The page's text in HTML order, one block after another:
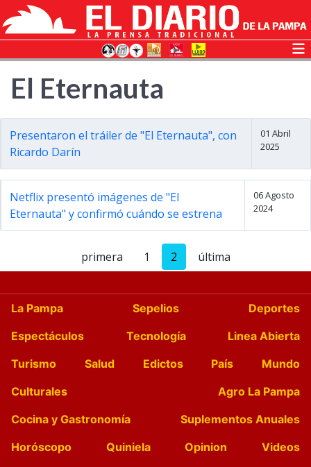
El Eternauta
Presentaron el tráiler de "El Eternauta", con
Ricardo Darín
01 Abril
2025
Netflix presentó imágenes de "El
Eternauta" y confirmó cuándo se estrena
06 Agosto
2024
primera 1 2 última
La Pampa Sepelios
Deportes
Espectáculos
Tecnología
Linea Abierta
Turismo
Salud Edictos País
Mundo
Culturales
Agro La Pampa
Cocina y Gastronomía
Suplementos Anuales
Horóscopo
Quiniela Opinion
Videos